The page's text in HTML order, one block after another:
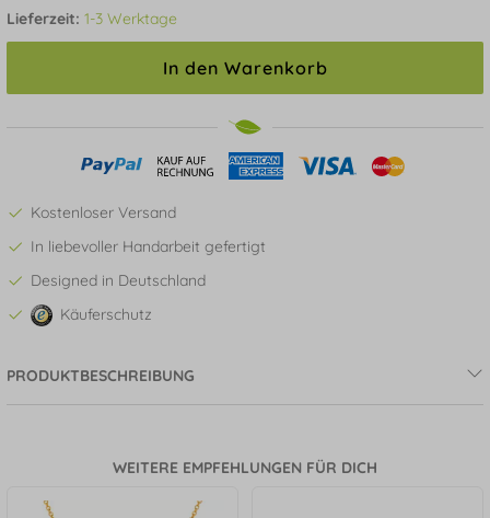
Lieferzeit: 1-3 Werktage
In den Warenkorb
Kostenloser Versand
In liebevoller Handarbeit gefertigt
Designed in Deutschland
Käuferschutz
PRODUKTBESCHREIBUNG
WEITERE EMPFEHLUNGEN FÜR DICH